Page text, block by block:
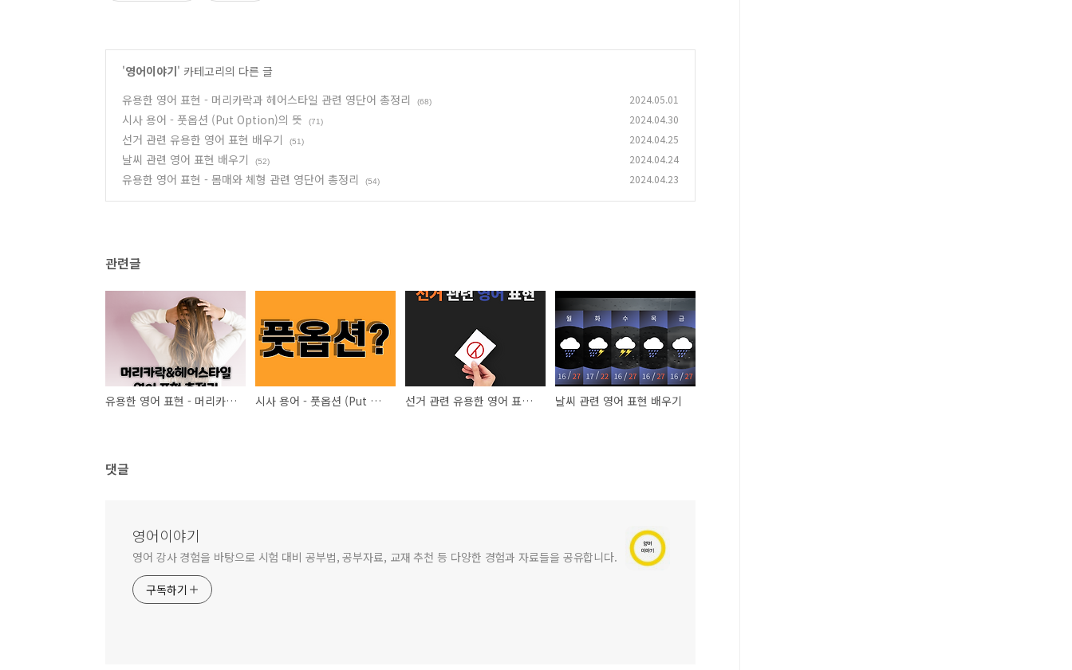
'영어이야기' 카테고리의 다른 글
유용한 영어 표현 - 머리카락과 헤어스타일 관련 영단어 총정리
(68) 2024.05.01
시사 용어 - 풋옵션 (Put Option)의 뜻 (71) 2024.04.30
선거 관련 유용한 영어 표현 배우기 (51) 2024.04.25
날씨 관련 영어 표현 배우기 (52) 2024.04.24
유용한 영어 표현 - 몸매와 체형 관련 영단어 총정리 (54) 2024.04.23
관련글
유용한 영어 표현 - 머리카락과 헤어스타일 관련 영단어 총정리 시사 용어 - 풋옵션 (Put Option)의 뜻 선거 관련 유용한 영어 표현 배우기 날씨 관련 영어 표현 배우기
댓글
영어이야기
영어 강사 경험을 바탕으로 시험 대비 공부법, 공부자료, 교재 추천 등 다양한 경험과 자료들을 공유합니다.
구독하기